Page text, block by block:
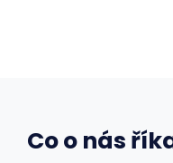
Co o nás